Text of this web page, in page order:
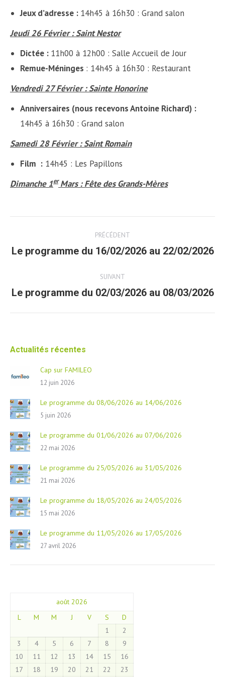
Jeux d’adresse : 14h45 à 16h30 : Grand salon
Jeudi 26 Février : Saint Nestor
Dictée : 11h00 à 12h00 : Salle Accueil de Jour
Remue-Méninges : 14h45 à 16h30 : Restaurant
Vendredi 27 Février : Sainte Honorine
Anniversaires (nous recevons Antoine Richard) :
14h45 à 16h30 : Grand salon
Samedi 28 Février : Saint Romain
Film : 14h45 : Les Papillons
Dimanche 1erMars : Fête des Grands-Mères
navigation
PRÉCÉDENT
Article
Le programme du 16/02/2026 au 22/02/2026
SUIVANT
Article
Le programme du 02/03/2026 au 08/03/2026
Actualités récentes
Cap sur FAMILEO
12 juin 2026
Le programme du 08/06/2026 au 14/06/2026
5 juin 2026
Le programme du 01/06/2026 au 07/06/2026
22 mai 2026
Le programme du 25/05/2026 au 31/05/2026
21 mai 2026
Le programme du 18/05/2026 au 24/05/2026
15 mai 2026
Le programme du 11/05/2026 au 17/05/2026
27 avril 2026
août 2026
L
M M J V S D
1
2
3
4 5 6 7 8
9
10
11 12 13 14 15
16
17
18 19 20 21 22
23